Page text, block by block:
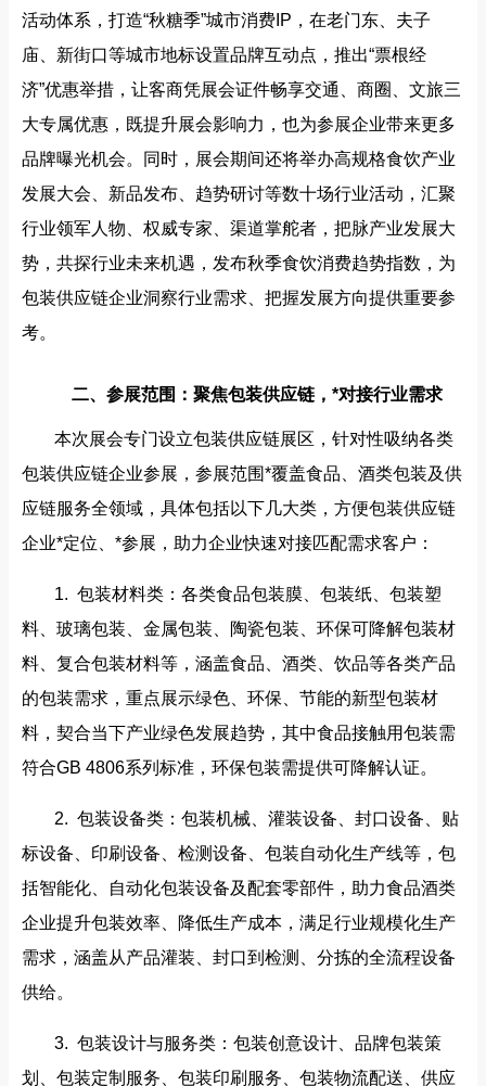
活动体系，打造“秋糖季”城市消费IP，在老门东、夫子
庙、新街口等城市地标设置品牌互动点，推出“票根经
济”优惠举措，让客商凭展会证件畅享交通、商圈、文旅三
大专属优惠，既提升展会影响力，也为参展企业带来更多
品牌曝光机会。同时，展会期间还将举办高规格食饮产业
发展大会、新品发布、趋势研讨等数十场行业活动，汇聚
行业领军人物、权威专家、渠道掌舵者，把脉产业发展大
势，共探行业未来机遇，发布秋季食饮消费趋势指数，为
包装供应链企业洞察行业需求、把握发展方向提供重要参
考。
二、参展范围：聚焦包装供应链，*对接行业需求
本次展会专门设立包装供应链展区，针对性吸纳各类
包装供应链企业参展，参展范围*覆盖食品、酒类包装及供
应链服务全领域，具体包括以下几大类，方便包装供应链
企业*定位、*参展，助力企业快速对接匹配需求客户：
1. 包装材料类：各类食品包装膜、包装纸、包装塑
料、玻璃包装、金属包装、陶瓷包装、环保可降解包装材
料、复合包装材料等，涵盖食品、酒类、饮品等各类产品
的包装需求，重点展示绿色、环保、节能的新型包装材
料，契合当下产业绿色发展趋势，其中食品接触用包装需
符合GB 4806系列标准，环保包装需提供可降解认证。
2. 包装设备类：包装机械、灌装设备、封口设备、贴
标设备、印刷设备、检测设备、包装自动化生产线等，包
括智能化、自动化包装设备及配套零部件，助力食品酒类
企业提升包装效率、降低生产成本，满足行业规模化生产
需求，涵盖从产品灌装、封口到检测、分拣的全流程设备
供给。
3. 包装设计与服务类：包装创意设计、品牌包装策
划、包装定制服务、包装印刷服务、包装物流配送、供应